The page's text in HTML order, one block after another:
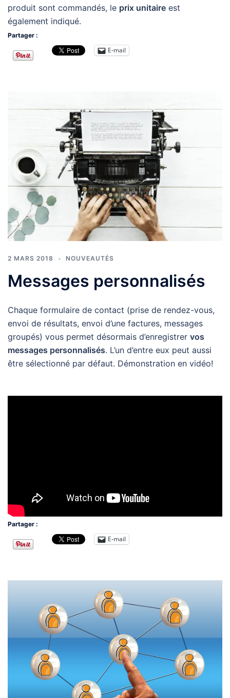
produit sont commandés, le prix unitaire est
également indiqué.
Partager :
E-mail
2 MARS 2018 NOUVEAUTÉS
Messages personnalisés
Chaque formulaire de contact (prise de rendez-vous,
envoi de résultats, envoi d’une factures, messages
groupés) vous permet désormais d’enregistrer vos
messages personnalisés. L’un d’entre eux peut aussi
être sélectionné par défaut. Démonstration en vidéo!
Partager :
E-mail